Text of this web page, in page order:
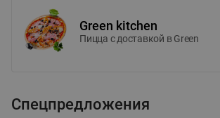
Green kitchen
Пицца c доставкой в Green
Спецпредложения